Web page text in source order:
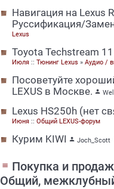
Навигация на Lexus
Руссификация/
Lexus
Toyota Techstream
Июля :: Тюнинг Lexus » Аудио /
Посоветуйте
LEXUS в Москве. 
Lexus HS250h (нет
Июня :: Общий LEXUS-форум
Курим KIWI  Joch_Scott
menu
Покупка и
Общий,